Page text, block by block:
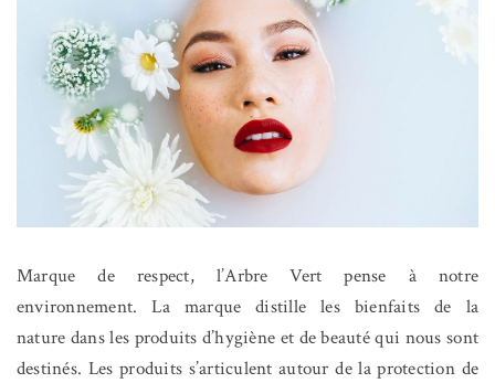
Marque de respect, l’Arbre Vert pense à notre
environnement. La marque distille les bienfaits de la
nature dans les produits d’hygiène et de beauté qui nous sont
destinés. Les produits s’articulent autour de la protection de